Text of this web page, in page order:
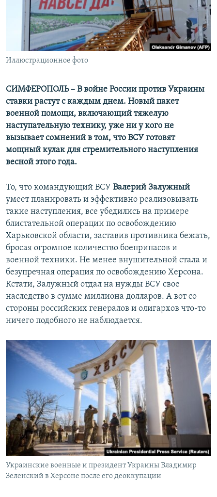
ПОБЕДИТЕЛЕЙ НЕ СУДЯТ?
КРЫМ.НЕПОКОРЕННЫЙ
ELIFBE
УКРАИНСКАЯ ПРОБЛЕМА КРЫМА
ПРИСОЕДИНЯЙТЕСЬ!
Иллюстрационное фото
СИМФЕРОПОЛЬ – В войне России против Украины
ставки растут с каждым днем. Новый пакет
военной помощи, включающий тяжелую
наступательную технику, уже ни у кого не
вызывает сомнений в том, что ВСУ готовят
мощный кулак для стремительного наступления
весной этого года.
То, что командующий ВСУ Валерий Залужный
умеет планировать и эффективно реализовывать
такие наступления, все убедились на примере
блистательной операции по освобождению
Харьковской области, заставив противника бежать,
бросая огромное количество боеприпасов и
военной техники. Не менее внушительной стала и
безупречная операция по освобождению Херсона.
Кстати, Залужный отдал на нужды ВСУ свое
наследство в сумме миллиона долларов. А вот со
стороны российских генералов и олигархов что-то
ничего подобного не наблюдается.
Украинские военные и президент Украины Владимир
Зеленский в Херсоне после его деоккупации